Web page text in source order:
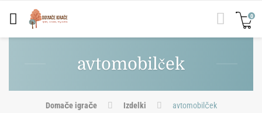
0
avtomobilček
Domače igrače Izdelki avtomobilček